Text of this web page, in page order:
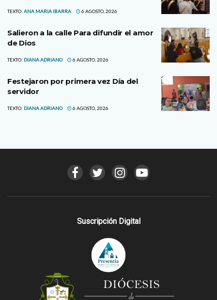
TEXTO: ANA MARIA IBARRA 6 AGOSTO, 2026
Salieron a la calle Para difundir el amor
de Dios
TEXTO: DIANA ADRIANO 6 AGOSTO, 2026
Festejaron por primera vez Día del
servidor
TEXTO: DIANA ADRIANO 6 AGOSTO, 2026
Suscripción Digital